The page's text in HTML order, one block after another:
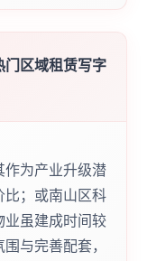
区域租赁写字
作为产业升级潜
比；或南山区科
虽建成时间较
与完善配套，